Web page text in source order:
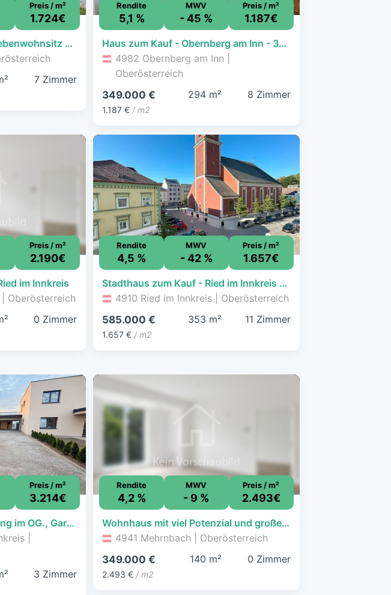
Preis / m²
1.724€
Kauf mit Wohnrecht - Nebenwohnsitz möglich - Landhaus in Top Aussichtlage mit Gebirgsblick
7 Zimmer
Rendite
5,1 %
MWV
- 45 %
Preis / m²
1.187€
Haus zum Kauf - Obernberg am Inn - 349.000 € - 8 Zimmer, 294 m², 247 m² Grundstück
4982 Obernberg am Inn |
Oberösterreich
349.000 €
1.187 € / m2
294 m² 8 Zimmer
Preis / m²
2.190€
im Innkreis
Oberösterreich
0 Zimmer
Rendite
4,5 %
MWV
- 42 %
Preis / m²
1.657€
Stadthaus zum Kauf - Ried im Innkreis - 585.000 € - 11 Zimmer, 353 m², 279 m² Grundstück
4910 Ried im Innkreis | Oberösterreich
585.000 €
1.657 € / m2
353 m² 11 Zimmer
Preis / m²
3.214€
Neuwertige 3-Zi-Wohnung im OG., Garten, Balkon, Caport,79m², €254.900
|
3 Zimmer
Rendite
4,2 %
MWV
- 9 %
Preis / m²
2.493€
Wohnhaus mit viel Potenzial und großem Baugrundstück in Stadtnähe von Ried im Innkreis
4941 Mehrnbach | Oberösterreich
349.000 €
2.493 € / m2
140 m² 0 Zimmer